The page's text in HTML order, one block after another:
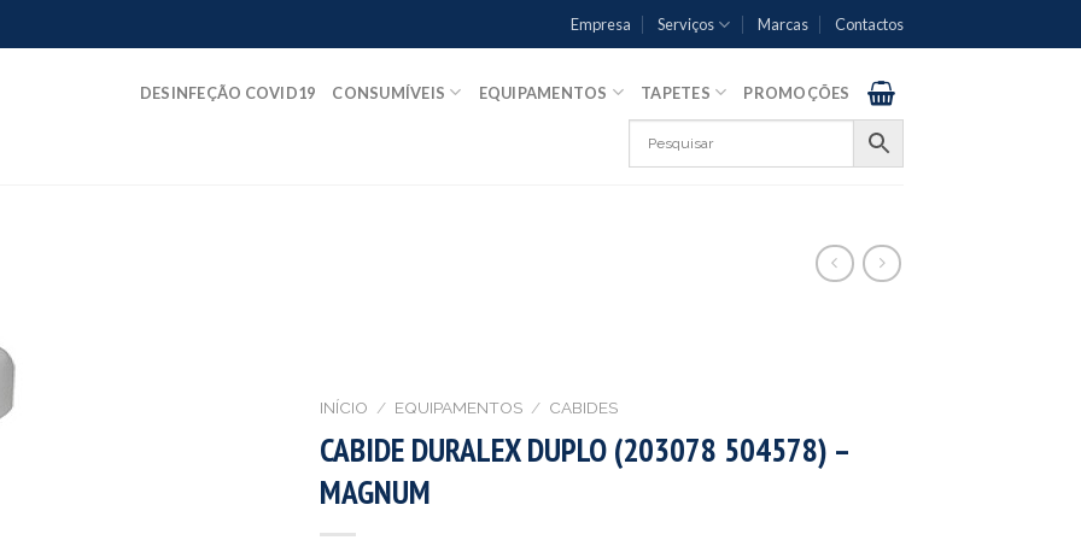
Empresa Serviços Marcas Contactos
DESINFEÇÃO COVID19 CONSUMÍVEIS EQUIPAMENTOS TAPETES PROMOÇÕES
INÍCIO / EQUIPAMENTOS / CABIDES
CABIDE DURALEX DUPLO (203078 504578) –
MAGNUM